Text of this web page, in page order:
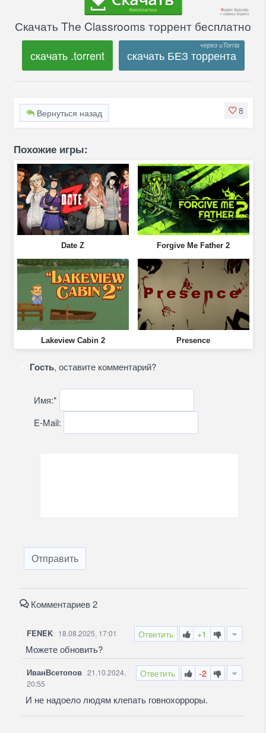
Скачать The Classrooms торрент бесплатно
скачать .torrent скачать БЕЗ торрента
8
Вернуться назад
Похожие игры:
Date Z Forgive Me Father 2
Lakeview Cabin 2 Presence
Гость, оставите комментарий?
Имя:*
E-Mail:
Отправить
Комментариев 2
Ответить +1
FENEK 18.08.2025, 17:01
Можете обновить?
Ответить -2
ИванВсетопов 21.10.2024,
20:55
И не надоело людям клепать говнохорроры.